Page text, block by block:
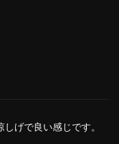
げで良い感じです。